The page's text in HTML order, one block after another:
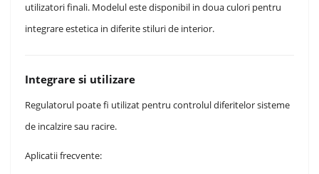
utilizatori finali. Modelul este disponibil in doua culori pentru
integrare estetica in diferite stiluri de interior.
Integrare si utilizare
Regulatorul poate fi utilizat pentru controlul diferitelor sisteme
de incalzire sau racire.
Aplicatii frecvente: